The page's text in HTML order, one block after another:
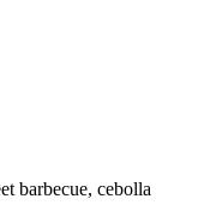
barbecue, cebolla